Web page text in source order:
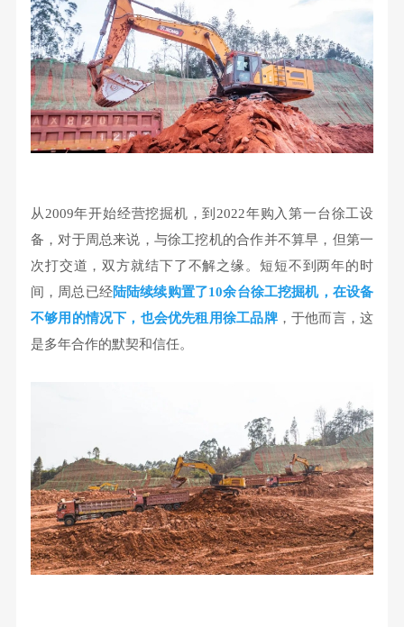
从2009年开始经营挖掘机，到2022年购入第一台徐工设
备，对于周总来说，与徐工挖机的合作并不算早，但第一
次打交道，双方就结下了不解之缘。短短不到两年的时
间，周总已经陆陆续续购置了10余台徐工挖掘机，在设备
不够用的情况下，也会优先租用徐工品牌，于他而言，这
是多年合作的默契和信任。